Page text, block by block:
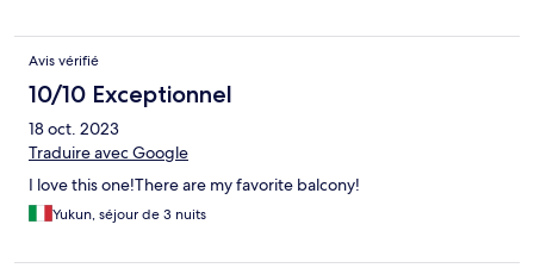
Avis vérifié
10/10 Exceptionnel
18 oct. 2023
Traduire avec Google
I love this one!There are my favorite balcony!
Yukun, séjour de 3 nuits